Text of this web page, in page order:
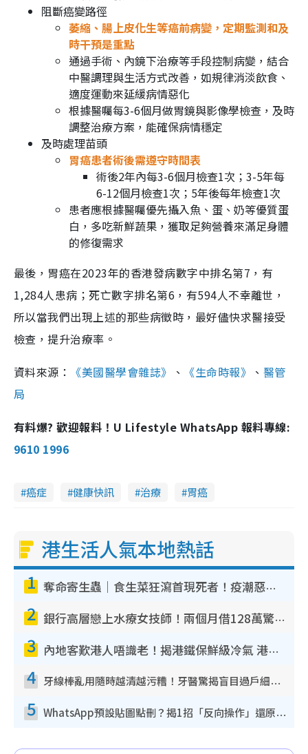
阻斷癌變路徑
萎縮、腸上皮化生等癌前病變，定期監測和及
時干預是重點
通過手術、內鏡下治療等手段控制病變，結合
中醫調理與生活方式改善，如規律消淡飲食、
適度運動來延緩病情惡化
根據醫囑每3-6個月做胃鏡與影像學檢查，及時
調整治療方案，能確保病情穩定
及時處理苗頭
胃癌患者術後需遵守時間表
術後2年內每3-6個月檢查1次；3-5年每
6-12個月檢查1次；5年後每年檢查1次
患者應根據醫囑優先攝入魚、蛋、奶等優質蛋
白，多吃新鮮蔬果，獲取足夠營養來滿足身體
的修復需求
最後，胃癌在2023年的香港發病數字中排名第7，有
1,284人患病；死亡數字排名第6，有594人不幸離世，
所以當我們出現上述的那些病徵時，最好儘快求醫接受
檢查，提升治療率。
資料來源： 《美國醫學會雜誌》 、 《生命時報》 、 醫管
局
有料爆? 歡迎報料！U Lifestyle WhatsApp 報料專線:
9610 1996
癌症 健康快訊 治療 胃癌
港生活人氣本地熱話
1 奪命寄生蟲｜食生菜狂瀉首現死者！疫潮惡化錄1.8萬宗病例 揭洗菜3大謬誤
2 銀行高層戀上水療女技師！兩個月借128萬驚覺「沉船」沉落火海 揭背後疑似邪教操控賣淫
3 內地客歎港人唔識老！揭港鐵保鮮級冷氣 港人求放過：咪投訴
4 牙線棒亂用隨時越清越污糟！牙醫驚揭盲目過戶細菌恐致蛀牙：呢種先係日常真保養
5 WhatsApp預設貼圖點刪？揭1招「反向操作」還原簡潔介面 附3步實測教學